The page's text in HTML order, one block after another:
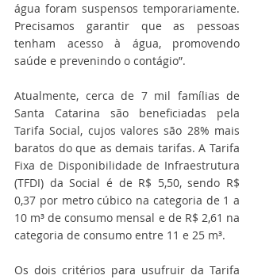
água foram suspensos temporariamente.
Precisamos garantir que as pessoas
tenham acesso à água, promovendo
saúde e prevenindo o contágio”.
Atualmente, cerca de 7 mil famílias de
Santa Catarina são beneficiadas pela
Tarifa Social, cujos valores são 28% mais
baratos do que as demais tarifas. A Tarifa
Fixa de Disponibilidade de Infraestrutura
(TFDI) da Social é de R$ 5,50, sendo R$
0,37 por metro cúbico na categoria de 1 a
10 m³ de consumo mensal e de R$ 2,61 na
categoria de consumo entre 11 e 25 m³.
Os dois critérios para usufruir da Tarifa